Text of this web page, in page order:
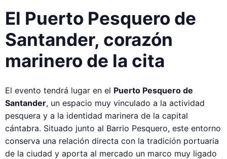
El Puerto Pesquero de
Santander, corazón
marinero de la cita
El evento tendrá lugar en el Puerto Pesquero de
Santander, un espacio muy vinculado a la actividad
pesquera y a la identidad marinera de la capital
cántabra. Situado junto al Barrio Pesquero, este entorno
conserva una relación directa con la tradición portuaria
de la ciudad y aporta al mercado un marco muy ligado